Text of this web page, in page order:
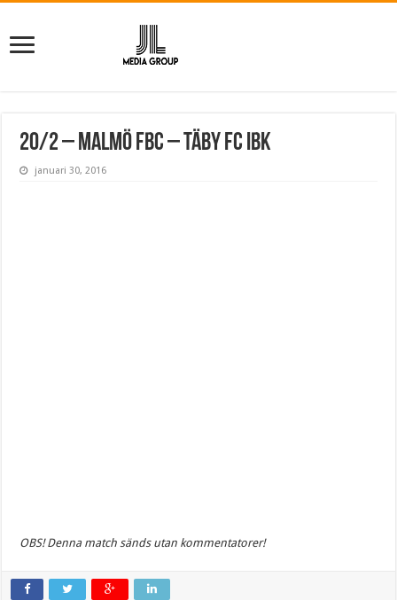
20/2 – Malmö FBC – Täby FC IBK
januari 30, 2016
OBS! Denna match sänds utan kommentatorer!